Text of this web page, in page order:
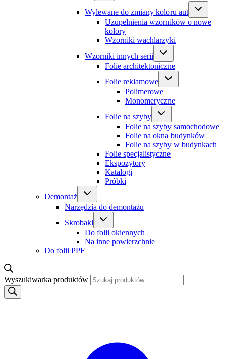
Wylewane do zmiany koloru aut
Uzupełnienia wzorników o nowe
kolory
Wzorniki wachlarzyki
Wzorniki innych serii
Folie architektoniczne
Folie reklamowe
Polimerowe
Monomeryczne
Folie na szyby
Folie na szyby samochodowe
Folie na okna budynków
Folie na szyby w budynkach
Folie specjalistyczne
Ekspozytory
Katalogi
Próbki
Demontaż
Narzędzia do demontażu
Skrobaki
Do folii okiennych
Na inne powierzchnie
Do folii PPF
Wyszukiwarka produktów